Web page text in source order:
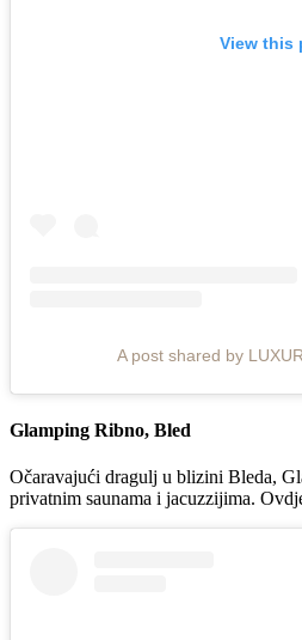
View this
A post shared by
Glamping Ribno, Bled
Očaravajući dragulj u blizini Bleda,
privatnim saunama i jacuzzijima.